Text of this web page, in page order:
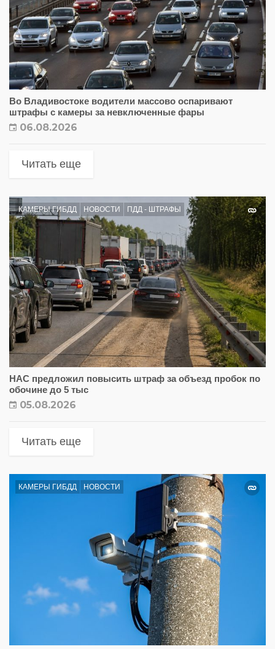
Во Владивостоке водители массово оспаривают
штрафы с камеры за невключенные фары
06.08.2026
Читать еще
КАМЕРЫ ГИБДД НОВОСТИ ПДД - ШТРАФЫ
НАС предложил повысить штраф за объезд пробок по
обочине до 5 тыс
05.08.2026
Читать еще
КАМЕРЫ ГИБДД НОВОСТИ